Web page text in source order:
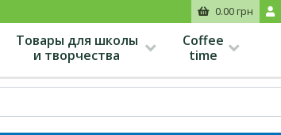
0.00 грн
Товары для школы
и творчества
Coffee
time